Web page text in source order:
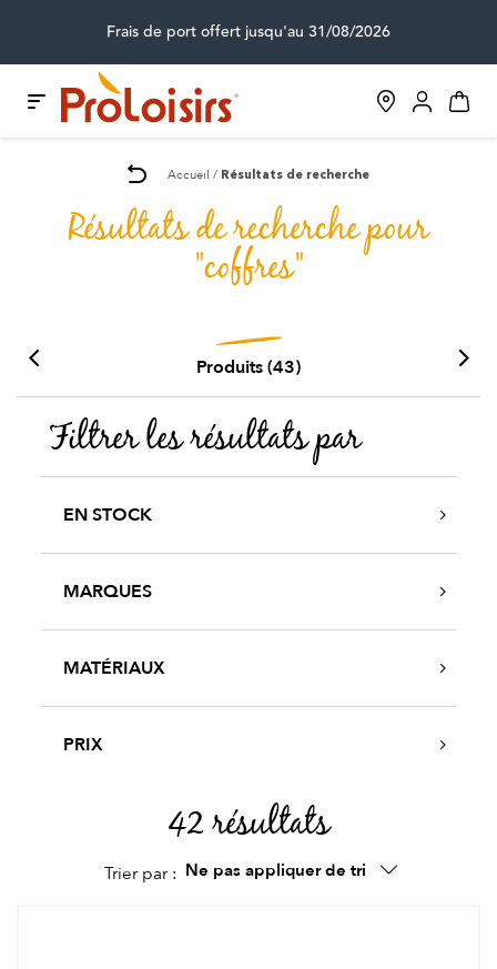
Frais de port offert jusqu'au 31/08/2026
Accueil Résultats de recherche
Résultats de recherche pour
"coffres"
Produits (43)
Filtrer les résultats par
EN STOCK
MARQUES
MATÉRIAUX
PRIX
42 résultats
Trier par : Ne pas appliquer de tri